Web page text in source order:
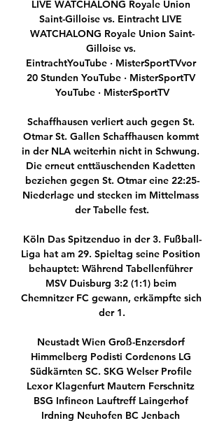
LIVE WATCHALONG Royale Union
Saint-Gilloise vs. Eintracht LIVE
WATCHALONG Royale Union Saint-
Gilloise vs.
EintrachtYouTube · MisterSportTVvor
20 Stunden YouTube · MisterSportTV
YouTube · MisterSportTV
Schaffhausen verliert auch gegen St.
Otmar St. Gallen Schaffhausen kommt
in der NLA weiterhin nicht in Schwung.
Die erneut enttäuschenden Kadetten
beziehen gegen St. Otmar eine 22:25-
Niederlage und stecken im Mittelmass
der Tabelle fest.
Köln Das Spitzenduo in der 3. Fußball-
Liga hat am 29. Spieltag seine Position
behauptet: Während Tabellenführer
MSV Duisburg 3:2 (1:1) beim
Chemnitzer FC gewann, erkämpfte sich
der 1.
Neustadt Wien Groß-Enzersdorf
Himmelberg Podisti Cordenons LG
Südkärnten SC. SKG Welser Profile
Lexor Klagenfurt Mautern Ferschnitz
BSG Infineon Lauftreff Laingerhof
Irdning Neuhofen BC Jenbach